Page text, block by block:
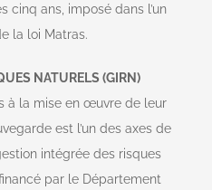
cinq ans, imposé dans l’un
la loi Matras.
NATURELS (GIRN)
à la mise en œuvre de leur
est l’un des axes de
intégrée des risques
par le Département